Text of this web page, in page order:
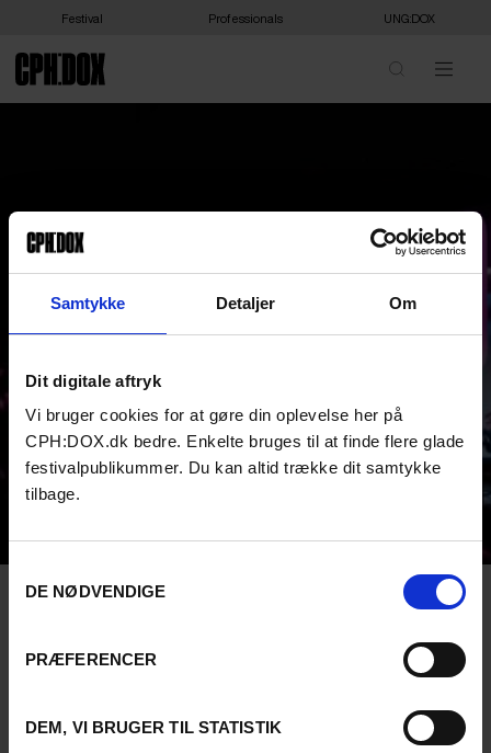
Samtykke Detaljer Om
Dit digitale aftryk
Vi bruger cookies for at gøre din oplevelse her på
CPH:DOX.dk bedre. Enkelte bruges til at finde flere glade
festivalpublikummer. Du kan altid trække dit samtykke
tilbage.
Samtykkevalg
DE NØDVENDIGE
PRÆFERENCER
DEM, VI BRUGER TIL STATISTIK
Festival Professionals UNG:DOX